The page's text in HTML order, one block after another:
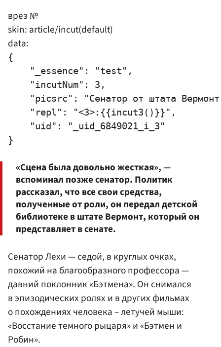
врез №
skin: article/incut(default)
data:
{
    "_essence": "test",
    "incutNum": 3,
"picsrc": "Сенатор от штата
    "repl": "<3>:{{incut3()}}",
    "uid": "_uid_6849021_i_3"
«Сцена была довольно жесткая», —
вспоминал позже сенатор. Политик
рассказал, что все свои средства,
полученные от роли, он передал детской
библиотеке в штате Вермонт, который он
представляет в сенате.
Сенатор Лехи — седой, в круглых очках,
похожий на благообразного профессора —
давний поклонник «Бэтмена». Он снимался
в эпизодических ролях и в других фильмах
о похождениях человека – летучей мыши:
«Восстание темного рыцаря» и «Бэтмен и
Робин».